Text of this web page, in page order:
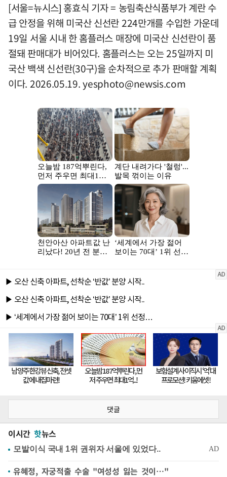
[서울=뉴시스] 홍효식 기자 = 농림축산식품부가 계란 수
급 안정을 위해 미국산 신선란 224만개를 수입한 가운데
19일 서울 시내 한 홈플러스 매장에 미국산 신선란이 품
절돼 판매대가 비어있다. 홈플러스는 오는 25일까지 미
국산 백색 신선란(30구)을 순차적으로 추가 판매할 계획
이다. 2026.05.19.yesphoto@newsis.com
댓글
이시간 핫뉴스
유혜정, 자궁적출 수술 "여성성 잃는 것이…"